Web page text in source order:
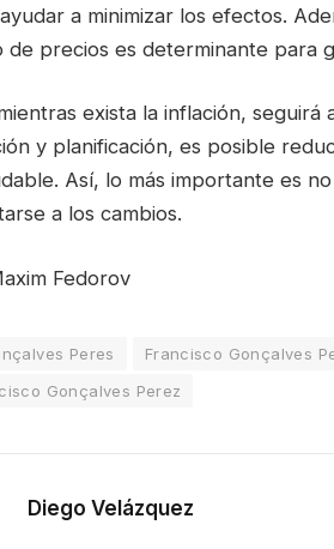
a minimizar los efectos.
de precios es determinante para
exista la inflación,
y planificación, es posible
Así, lo más importante es
a los cambios.
Fedorov
Peres
Francisco Gonçalves
Gonçalves Perez
Diego Velázquez